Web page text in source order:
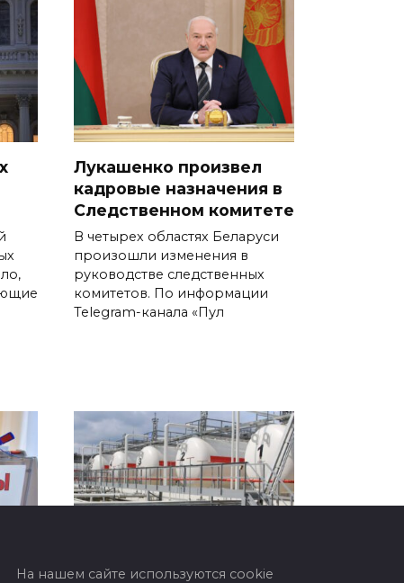
Лукашенко произвел
кадровые назначения в
Следственном комитете
В четырех областях Беларуси
произошли изменения в
руководстве следственных
комитетов. По информации
Telegram-канала «Пул
На нашем сайте используются cookie